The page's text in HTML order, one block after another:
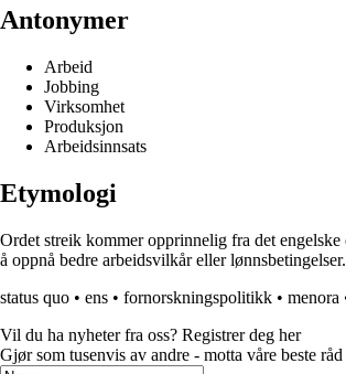
Antonymer
Arbeid
Jobbing
Virksomhet
Produksjon
Arbeidsinnsats
Etymologi
Ordet streik kommer opprinnelig fra det
å oppnå bedre arbeidsvilkår eller
status quo • ens • fornorskningspolitikk • menora
Vil du ha nyheter fra oss? Registrer deg her
Gjør som tusenvis av andre - motta våre beste råd